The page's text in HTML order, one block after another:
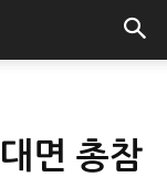
면 총참